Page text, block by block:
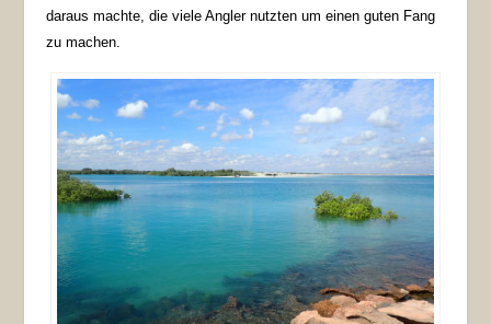
daraus machte, die viele Angler nutzten um einen guten Fang
zu machen.